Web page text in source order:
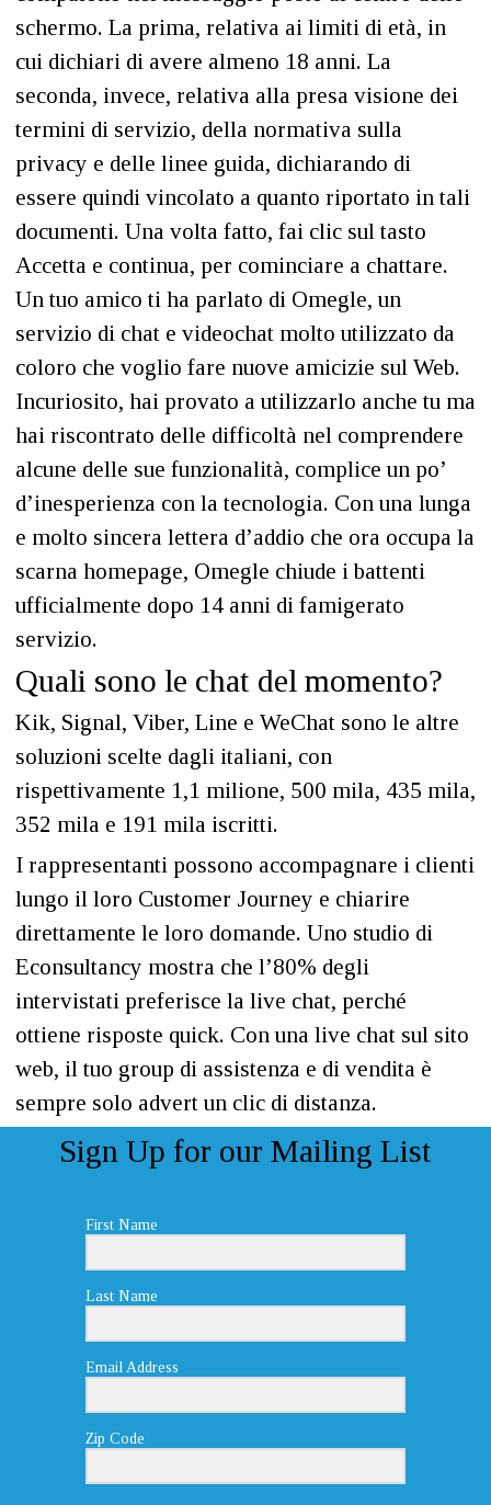
schermo. La prima, relativa ai limiti di età, in
cui dichiari di avere almeno 18 anni. La
seconda, invece, relativa alla presa visione dei
termini di servizio, della normativa sulla
privacy e delle linee guida, dichiarando di
essere quindi vincolato a quanto riportato in tali
documenti. Una volta fatto, fai clic sul tasto
Accetta e continua, per cominciare a chattare.
Un tuo amico ti ha parlato di Omegle, un
servizio di chat e videochat molto utilizzato da
coloro che voglio fare nuove amicizie sul Web.
Incuriosito, hai provato a utilizzarlo anche tu ma
hai riscontrato delle difficoltà nel comprendere
alcune delle sue funzionalità, complice un po’
d’inesperienza con la tecnologia. Con una lunga
e molto sincera lettera d’addio che ora occupa la
scarna homepage, Omegle chiude i battenti
ufficialmente dopo 14 anni di famigerato
servizio.
Quali sono le chat del momento?
Kik, Signal, Viber, Line e WeChat sono le altre
soluzioni scelte dagli italiani, con
rispettivamente 1,1 milione, 500 mila, 435 mila,
352 mila e 191 mila iscritti.
I rappresentanti possono accompagnare i clienti
lungo il loro Customer Journey e chiarire
direttamente le loro domande. Uno studio di
Econsultancy mostra che l’80% degli
intervistati preferisce la live chat, perché
ottiene risposte quick. Con una live chat sul sito
web, il tuo group di assistenza e di vendita è
sempre solo advert un clic di distanza.
Sign Up for our Mailing List
First Name
Last Name
Email Address
Zip Code